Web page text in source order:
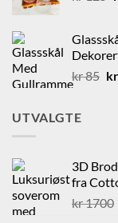
kr85 kr
UTVALGTE
3D
fra
kr1700